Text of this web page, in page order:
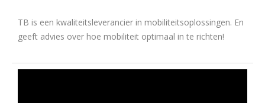
TB is een kwaliteitsleverancier in mobiliteitsoplossingen. En
geeft advies over hoe mobiliteit optimaal in te richten!